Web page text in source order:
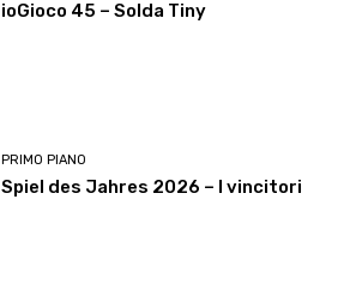
ioGioco 45 – Solda Tiny
PRIMO PIANO
Spiel des Jahres 2026 – I vincitori